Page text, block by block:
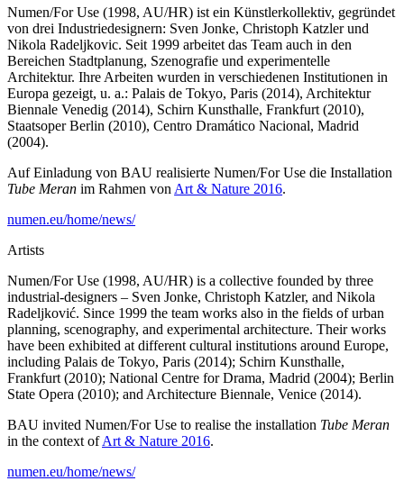
Numen/For Use (1998, AU/HR) ist ein Künstlerkollektiv, gegründet
von drei Industriedesignern: Sven Jonke, Christoph Katzler und
Nikola Radeljkovic. Seit 1999 arbeitet das Team auch in den
Bereichen Stadtplanung, Szenografie und experimentelle
Architektur. Ihre Arbeiten wurden in verschiedenen Institutionen in
Europa gezeigt, u. a.: Palais de Tokyo, Paris (2014), Architektur
Biennale Venedig (2014), Schirn Kunsthalle, Frankfurt (2010),
Staatsoper Berlin (2010), Centro Dramático Nacional, Madrid
(2004).
Auf Einladung von BAU realisierte Numen/For Use die Installation
Tube Meran im Rahmen von Art & Nature 2016.
numen.eu/home/news/
Artists
Numen/For Use (1998, AU/HR) is a collective founded by three
industrial-designers – Sven Jonke, Christoph Katzler, and Nikola
Radeljković. Since 1999 the team works also in the fields of urban
planning, scenography, and experimental architecture. Their works
have been exhibited at different cultural institutions around Europe,
including Palais de Tokyo, Paris (2014); Schirn Kunsthalle,
Frankfurt (2010); National Centre for Drama, Madrid (2004); Berlin
State Opera (2010); and Architecture Biennale, Venice (2014).
BAU invited Numen/For Use to realise the installation Tube Meran
in the context ofArt & Nature 2016.
numen.eu/home/news/